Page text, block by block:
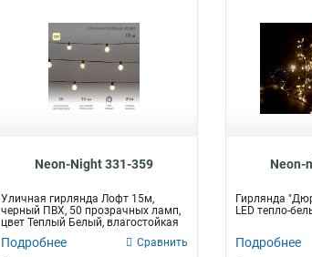
Neon-Night 331-359
Уличная гирлянда Лофт 15м,
черный ПВХ, 50 прозрачных ламп,
цвет Теплый Белый, влагостойкая
Подробнее Сравнить
Neon-
Гирлянда
LED тепло-
Подробнее